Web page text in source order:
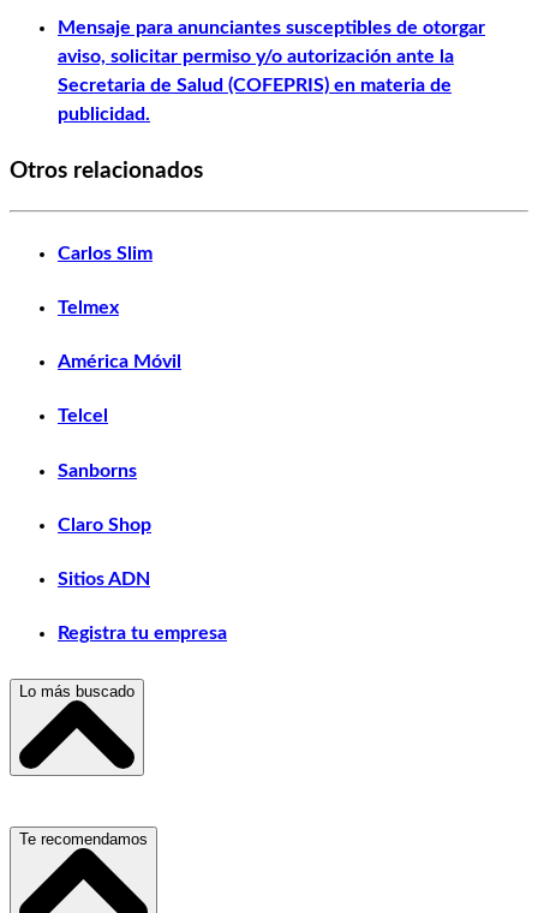
Mensaje para anunciantes susceptibles de otorgar
aviso, solicitar permiso y/o autorización ante la
Secretaria de Salud (COFEPRIS) en materia de
publicidad.
Otros relacionados
Carlos Slim
Telmex
América Móvil
Telcel
Sanborns
Claro Shop
Sitios ADN
Registra tu empresa
Lo más buscado
Escuelas, Institutos y Universidades
Hospitales, Sanatorios y Clínicas
Te recomendamos